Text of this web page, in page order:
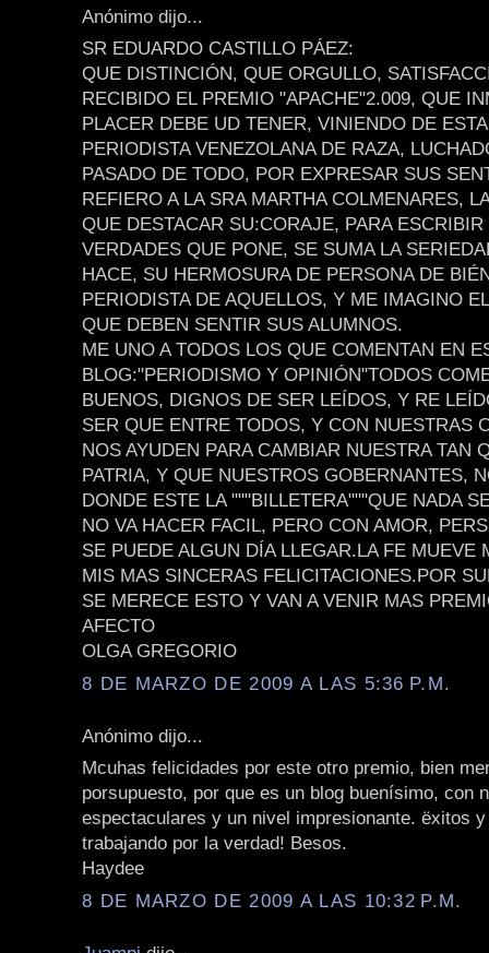
Anónimo dijo...
SR EDUARDO CASTILLO PÁEZ:
QUE DISTINCIÓN, QUE ORGULLO,
RECIBIDO EL PREMIO "APACHE"2.009, QUE
PLACER DEBE UD TENER, VINIENDO DE
PERIODISTA VENEZOLANA DE RAZA,
PASADO DE TODO, POR EXPRESAR SUS
REFIERO A LA SRA MARTHA COLMENARES,
QUE DESTACAR SU:CORAJE, PARA
VERDADES QUE PONE, SE SUMA LA
HACE, SU HERMOSURA DE PERSONA DE
PERIODISTA DE AQUELLOS, Y ME IMAGINO
QUE DEBEN SENTIR SUS ALUMNOS.
ME UNO A TODOS LOS QUE COMENTAN EN
BLOG:"PERIODISMO Y OPINIÓN"TODOS
BUENOS, DIGNOS DE SER LEÍDOS, Y RE
SER QUE ENTRE TODOS, Y CON NUESTRAS
NOS AYUDEN PARA CAMBIAR NUESTRA TAN
PATRIA, Y QUE NUESTROS GOBERNANTES,
DONDE ESTE LA """BILLETERA"""QUE NADA
NO VA HACER FACIL, PERO CON AMOR,
SE PUEDE ALGUN DÍA LLEGAR.LA FE MUEVE
MIS MAS SINCERAS FELICITACIONES.POR
SE MERECE ESTO Y VAN A VENIR MAS
AFECTO
OLGA GREGORIO
8 DE MARZO DE 2009 A LAS 5:36 P.M.
Anónimo dijo...
Mcuhas felicidades por este otro premio, bien
porsupuesto, por que es un blog buenísimo, con
espectaculares y un nivel impresionante. ëxitos
trabajando por la verdad! Besos.
Haydee
8 DE MARZO DE 2009 A LAS 10:32 P.M.